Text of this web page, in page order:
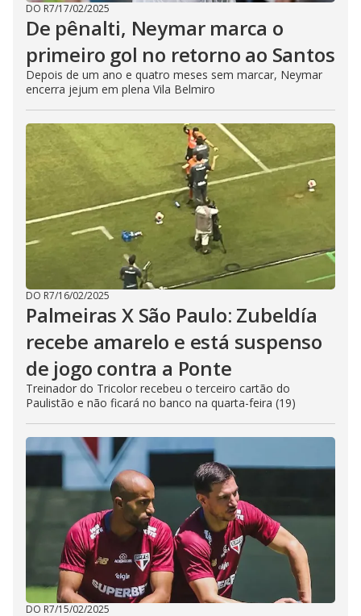
DO R7/17/02/2025
De pênalti, Neymar marca o
primeiro gol no retorno ao Santos
Depois de um ano e quatro meses sem marcar, Neymar
encerra jejum em plena Vila Belmiro
DO R7/16/02/2025
Palmeiras X São Paulo: Zubeldía
recebe amarelo e está suspenso
de jogo contra a Ponte
Treinador do Tricolor recebeu o terceiro cartão do
Paulistão e não ficará no banco na quarta-feira (19)
DO R7/15/02/2025